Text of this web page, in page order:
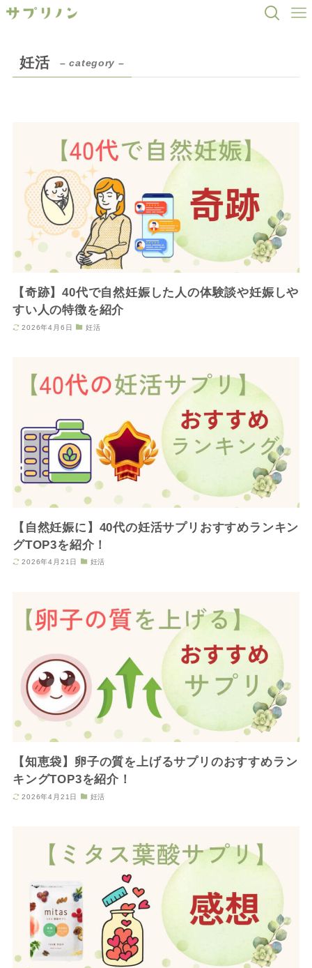
妊活 – category –
【奇跡】40代で自然妊娠した人の体験談や妊娠しや
すい人の特徴を紹介
2026年4月6日 妊活
【自然妊娠に】40代の妊活サプリおすすめランキン
グTOP3を紹介！
2026年4月21日 妊活
【知恵袋】卵子の質を上げるサプリのおすすめラン
キングTOP3を紹介！
2026年4月21日 妊活